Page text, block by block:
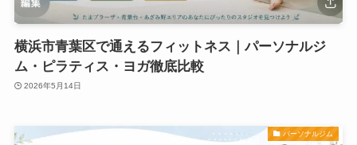
横浜市青葉区で通えるフィットネス｜パーソナルジ
ム・ピラティス・ヨガ徹底比較
2026年5月14日
パーソナルジム